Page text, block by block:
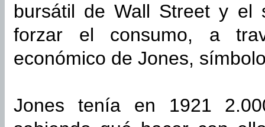
bursátil de Wall Street y el
forzar el consumo, a
económico de Jones,
Jones tenía en 1921